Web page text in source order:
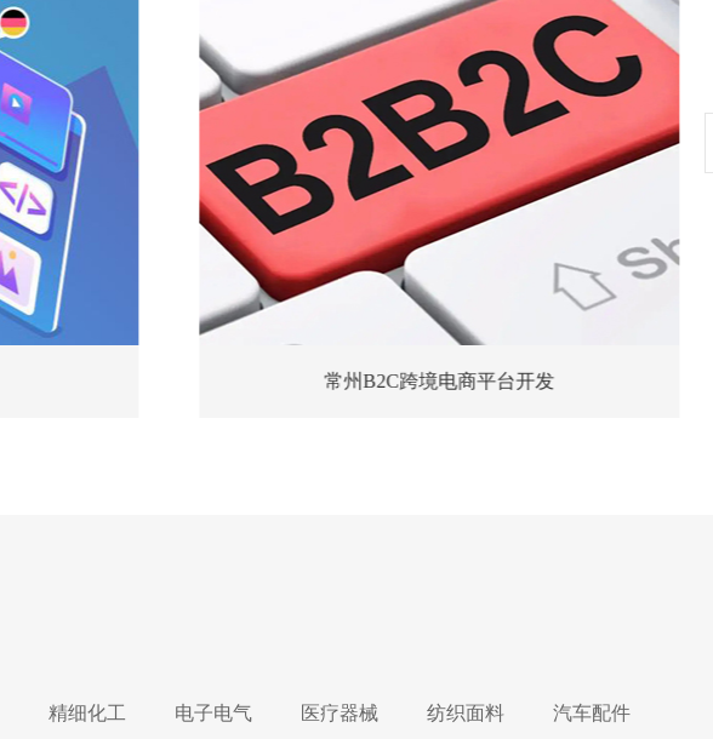
常州B2C跨境电商平台开发
精细化工 电子电气 医疗器械 纺织面料
汽车配件